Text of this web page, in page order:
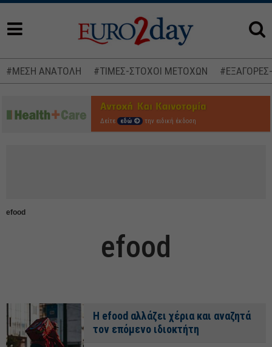
#ΜΕΣΗ ΑΝΑΤΟΛΗ #ΤΙΜΕΣ-ΣΤΟΧΟΙ ΜΕΤΟΧΩΝ
Δείτε εδώ την ειδική έκδοση
efood
efood
Η efood αλλάζει χέρια και αναζητά
τον επόμενο ιδιοκτήτη